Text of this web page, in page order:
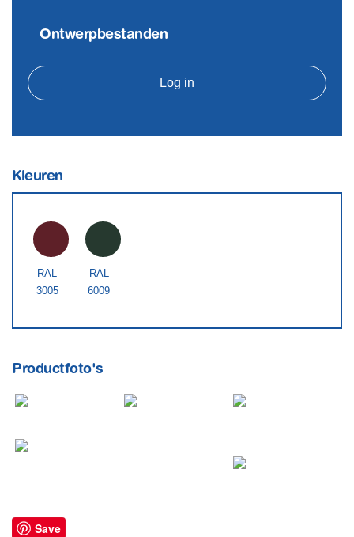
Ontwerpbestanden
Log in
Kleuren
RAL
3005
RAL
6009
Productfoto's
Save